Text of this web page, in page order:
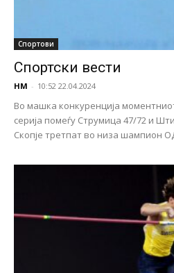
Спортови
Спортски вести
НМ - 10:52 22.04.2024
Во машка конкуренција
серија помеѓу Струмица 47/72 и
Скопје третпат во низа шампион